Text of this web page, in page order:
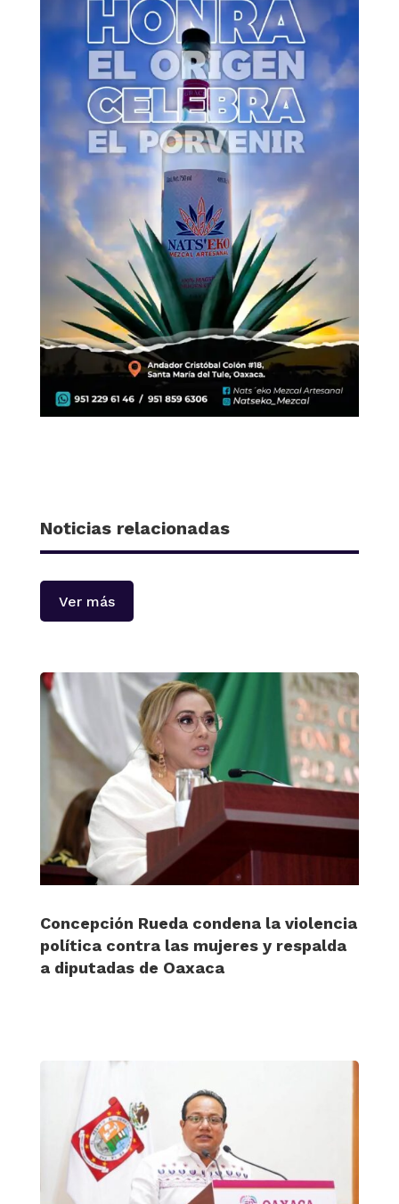
Noticias relacionadas
Ver más
Concepción Rueda condena la violencia
política contra las mujeres y respalda
a diputadas de Oaxaca